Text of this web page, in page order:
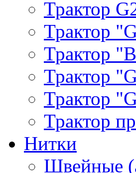
Трактор
Трактор
Трактор
Трактор
Трактор
Трактор
Нитки
Швейные